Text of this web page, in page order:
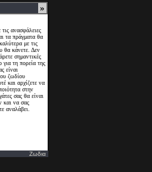
Ζωδια